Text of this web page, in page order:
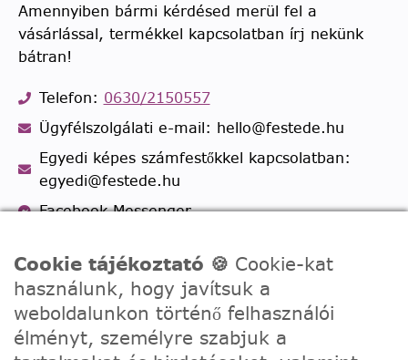
Amennyiben bármi kérdésed merül fel a
vásárlással, termékkel kapcsolatban írj nekünk
bátran!
Telefon: 0630/2150557
Ügyfélszolgálati e-mail: hello@festede.hu
Egyedi képes számfestőkkel kapcsolatban:
egyedi@festede.hu
Facebook Messenger
Cookie tájékoztató 🍪 Cookie-kat
használunk, hogy javítsuk a
weboldalunkon történő felhasználói
élményt, személyre szabjuk a